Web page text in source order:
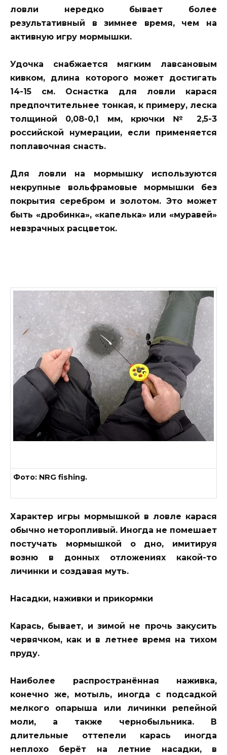
ловли нередко бывает более
результативный в зимнее время, чем на
активную игру мормышки.
Удочка снабжается мягким лавсановым
кивком, длина которого может достигать
14-15 см. Оснастка для ловли карася
предпочтительнее тонкая, к примеру, леска
толщиной 0,08-0,1 мм, крючки № 2,5-3
российской нумерации, если применяется
поплавочная снасть.
Для ловли на мормышку используются
некрупные вольфрамовые мормышки без
покрытия серебром и золотом. Это может
быть «дробинка», «капелька» или «муравей»
невзрачных расцветок.
Фото: NRG fishing.
Характер игры мормышкой в ловле карася
обычно неторопливый. Иногда не помешает
постучать мормышкой о дно, имитируя
возню в донных отложениях какой-то
личинки и создавая муть.
Насадки, наживки и прикормки
Карась, бывает, и зимой не прочь закусить
червячком, как и в летнее время на тихом
пруду.
Наиболее распространённая наживка,
конечно же, мотыль, иногда с подсадкой
мелкого опарыша или личинки репейной
моли, а также чернобыльника. В
длительные оттепели карась иногда
неплохо берёт на летние насадки, в